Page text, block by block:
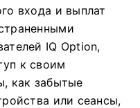
входа и выплат
IQ Option,
к своим
как забытые
или сеансы,